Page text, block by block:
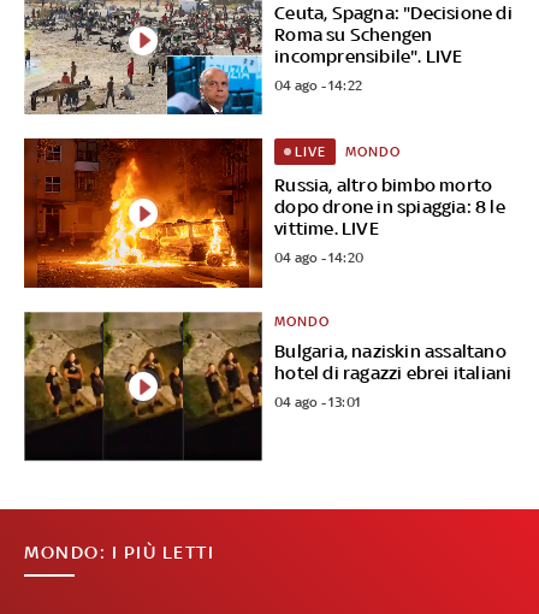
Ceuta, Spagna: "Decisione di
Roma su Schengen
incomprensibile". LIVE
04 ago - 14:22
Russia, altro bimbo morto
dopo drone in spiaggia: 8 le
vittime. LIVE
LIVE MONDO
04 ago - 14:20
Bulgaria, naziskin assaltano
hotel di ragazzi ebrei italiani
MONDO
04 ago - 13:01
MONDO: I PIÙ LETTI